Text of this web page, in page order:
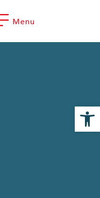
Menu
Ouvrir